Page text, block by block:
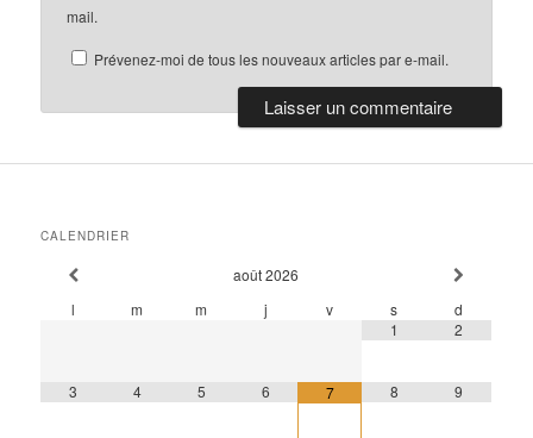
mail.
Prévenez-moi de tous les nouveaux articles par e-mail.
CALENDRIER
août 2026
l
m m j v s
d
1
2
3 4 5 6 7 8 9